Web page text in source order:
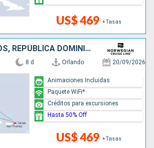
US$ 469 +Tasas
ESTADOS UNIDOS, REPÚBLICA DOMINICANA, BAHAMAS
8 d Orlando 20/09/2026
US$ 469 +Tasas
Animaciones Incluidas
Paquete WiFi*
Créditos para excursiones
Hasta 50% Off